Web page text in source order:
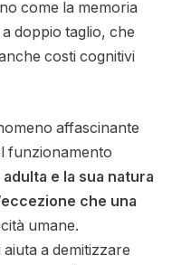
come la memoria
doppio taglio, che
costi cognitivi
affascinante
funzionamento
e la sua natura
che una
umane.
a demitizzare